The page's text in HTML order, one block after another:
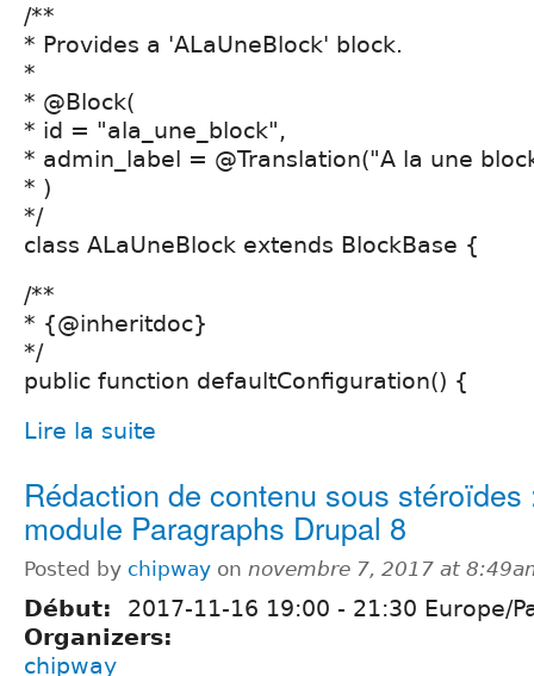
/**
* Provides a 'ALaUneBlock' block.
*
* @Block(
* id = "ala_une_block",
* admin_label = @Translation("A la une
* )
*/
class ALaUneBlock extends BlockBase {
/**
* {@inheritdoc}
*/
public function defaultConfiguration() {
Lire la suite
Rédaction de contenu sous stéroïdes
module Paragraphs Drupal 8
Posted by chipway on novembre 7, 2017 at
Début: 2017-11-16 19:00 - 21:30 Europe/
Organizers:
chipway